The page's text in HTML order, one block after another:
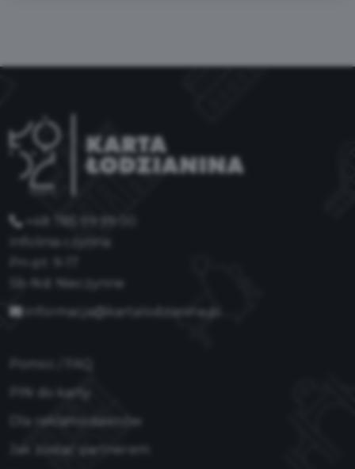
+48 785 99 99 00
Infolinia czynna:
Sb-Nd: Nieczynne
informacja@kartalodzianina.pl
PIN do karty
Dla reklamodawców
Jak zostać partnerem